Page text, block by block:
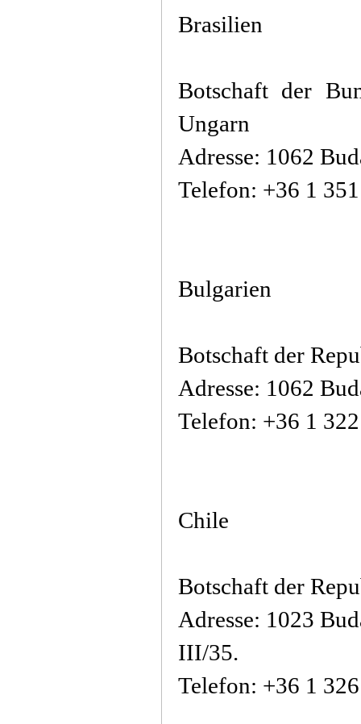
Brasilien
Botschaft der
Ungarn
Adresse: 1062
Telefon: +36 1
Bulgarien
Botschaft der
Adresse: 1062
Telefon: +36 1
Chile
Botschaft der
Adresse: 1023
III/35.
Telefon: +36 1